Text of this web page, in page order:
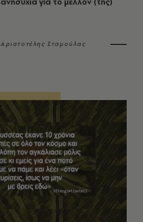
Αριστοτέλης Σταμούλας